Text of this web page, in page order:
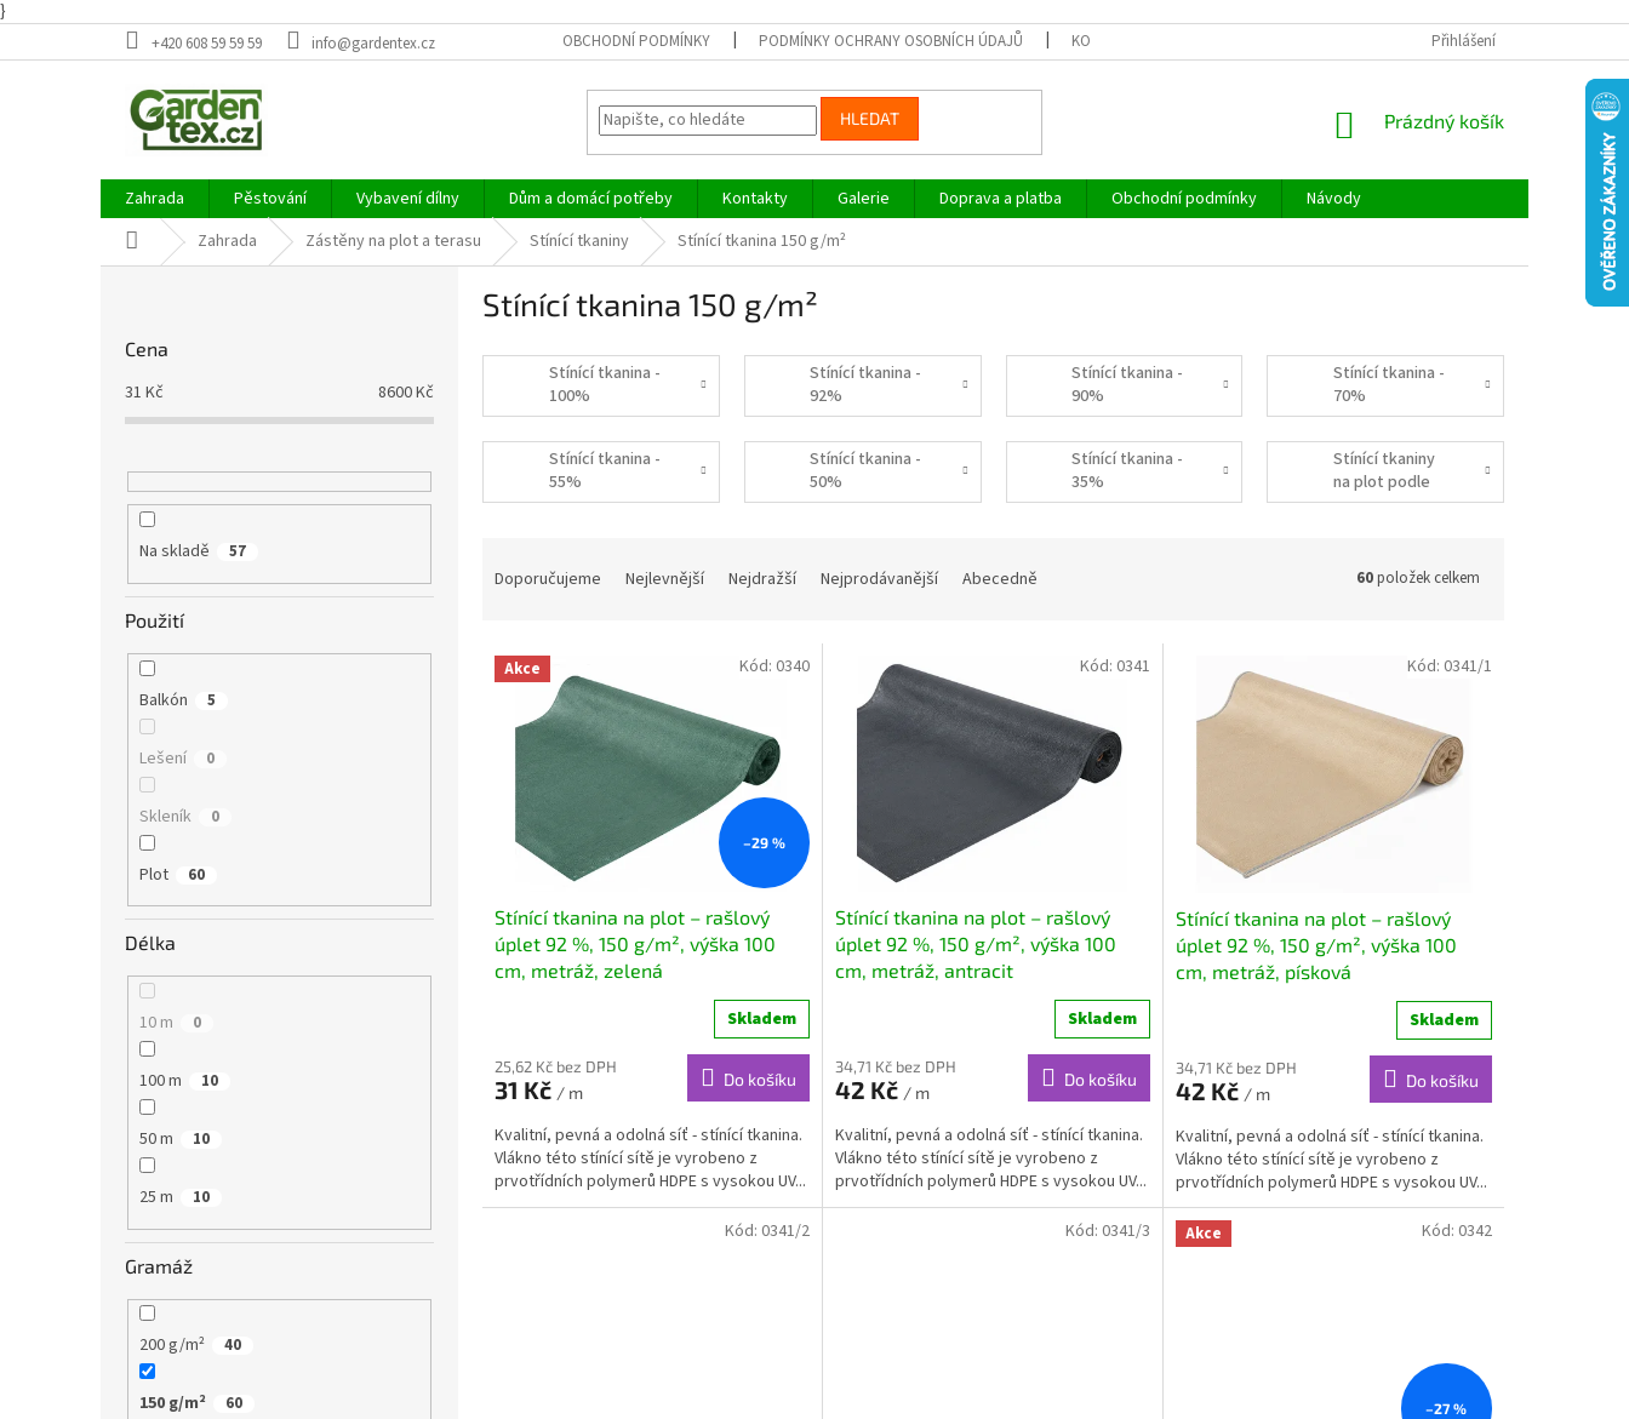
}
na
+420 608 59 59 59 info@gardentex.cz OBCHODNÍ PODMÍNKY PODMÍNKY OCHRANY OSOBNÍCH ÚDAJŮ KONTAKTY DOPRAVA A PLATBA
Přihlášení
HLEDAT
NÁKUPNÍ
Prázdný košík
Zahrada Pěstování Vybavení dílny Dům a domácí potřeby Kontakty Galerie Doprava a platba Obchodní podmínky
Návody
Domů Zahrada Zástěny na plot a terasu Stínící tkaniny Stínící tkanina 150 g/m²
Cena
31 Kč 8600Kč
Na skladě 57
Použití
Balkón 5
Lešení 0
Skleník 0
Plot 60
Délka
10 m 0
100 m 10
50 m 10
25 m 10
Gramáž
200 g/m² 40
150 g/m² 60
Stínící tkanina 150 g/m²
Stínící tkanina -
100%
Stínící tkanina -
92%
Stínící tkanina -
90%
Stínící tkanina -
70%
Stínící tkanina -
55%
Stínící tkanina -
50%
Stínící tkanina -
35%
Stínící tkaniny
na plot podle
barvy
n
Doporučujeme Nejlevnější Nejdražší Nejprodávanější Abecedně 60položek celkem
V Akce
–29 %
Stínící tkanina na plot – rašlový
úplet 92 %, 150 g/m², výška 100
cm, metráž, zelená
Skladem
25,62 Kč bez DPH
31 Kč / m
Do košíku
Kvalitní, pevná a odolná síť - stínící tkanina.
Vlákno této stínící sítě je vyrobeno z
prvotřídních polymerů HDPE s vysokou UV...
Kód: 0340
Stínící tkanina na plot – rašlový
úplet 92 %, 150 g/m², výška 100
cm, metráž, antracit
Skladem
34,71 Kč bez DPH
42 Kč / m
Do košíku
Kvalitní, pevná a odolná síť - stínící tkanina.
Vlákno této stínící sítě je vyrobeno z
prvotřídních polymerů HDPE s vysokou UV...
Kód: 0341
Stínící tkanina na plot – rašlový
úplet 92 %, 150 g/m², výška 100
cm, metráž, písková
Skladem
34,71 Kč bez DPH
42 Kč / m
Do košíku
Kvalitní, pevná a odolná síť - stínící tkanina.
Vlákno této stínící sítě je vyrobeno z
prvotřídních polymerů HDPE s vysokou UV...
Kód: 0341/1
Kód: 0341/2 Kód: 0341/3 Akce
–27 %
Kód: 0342